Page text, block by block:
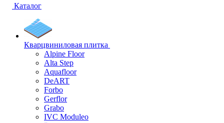
Каталог
Кварцвиниловая плитка
Alpine Floor
Alta Step
Aquafloor
DeART
Forbo
Gerflor
Grabo
IVC Moduleo